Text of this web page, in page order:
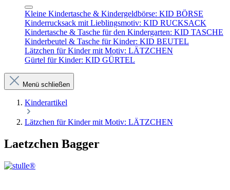
Kleine Kindertasche & Kindergeldbörse: KID BÖRSE
Kinderrucksack mit Lieblingsmotiv: KID RUCKSACK
Kindertasche & Tasche für den Kindergarten: KID TASCHE
Kinderbeutel & Tasche für Kinder: KID BEUTEL
Lätzchen für Kinder mit Motiv: LÄTZCHEN
Gürtel für Kinder: KID GÜRTEL
Menü schließen
Kinderartikel
Lätzchen für Kinder mit Motiv: LÄTZCHEN
Laetzchen Bagger